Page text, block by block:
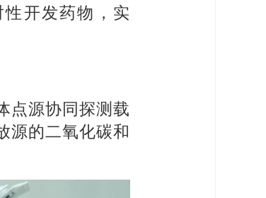
开发药物，实
点源协同探测载
源的二氧化碳和